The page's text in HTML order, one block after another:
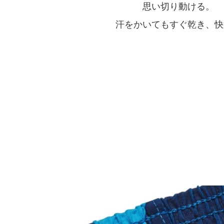
思い切り動ける。
汗をかいてもすぐ乾き、